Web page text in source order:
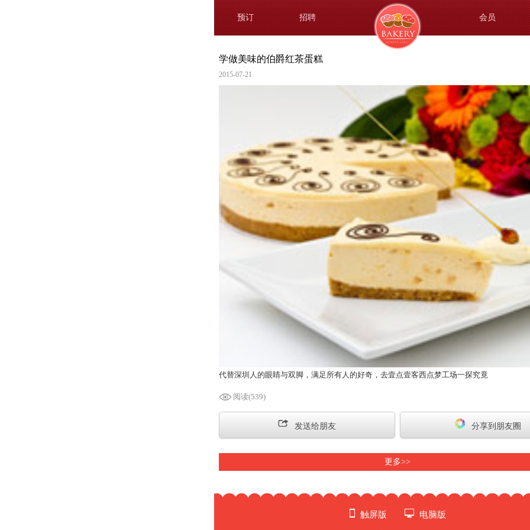
预订 招聘 会员
学做美味的伯爵红茶蛋糕
2015-07-21
代替深圳人的眼睛与双脚，满足所有人的好奇，去壹点壹客西点梦工场一探究竟
阅读(539)
发送给朋友 分享到朋友圈
更多>>
触屏版 电脑版